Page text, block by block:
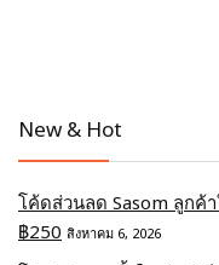
New & Hot
โค้ดส่วนลด Sasom ลูกค้
฿250 สิงหาคม 6, 2026